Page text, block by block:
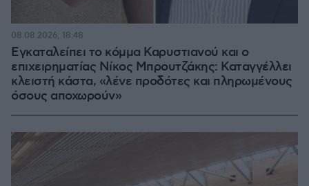
Εγκαταλείπει το κόμμα Καρυστιανού και ο
επιχειρηματίας Νίκος Μπρουτζάκης: Καταγγέλλει
κλειστή κάστα, «λένε προδότες και πληρωμένους
όσους αποχωρούν»
08.08.2026, 18:48